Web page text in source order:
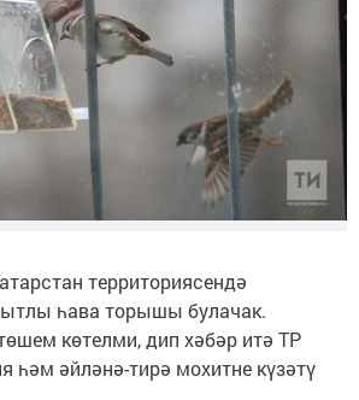
территориясендә
һава торышы булачак.
көтелми, дип хәбәр итә ТР
һәм әйләнә-тирә мохитне күзәтү